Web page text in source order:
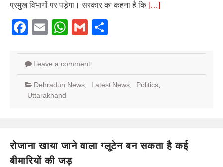
प्रमुख विभागों पर पड़ेगा। सरकार का कहना है कि […]
Facebook
EmailWhatsApp
Gmail
Leave a comment
Dehradun News Latest News Politics
Uttarakhand
रोजाना खाया जाने वाला ग्लूटेन बन सकता है कई
बीमारियों की जड़